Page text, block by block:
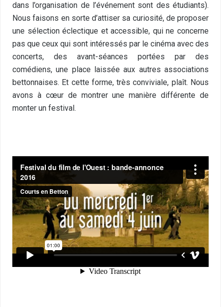
dans l’organisation de l’événement sont des étudiants).
Nous faisons en sorte d’attiser sa curiosité, de proposer
une sélection éclectique et accessible, qui ne concerne
pas que ceux qui sont intéressés par le cinéma avec des
concerts, des avant-séances portées par des
comédiens, une place laissée aux autres associations
bettonnaises. Et cette forme, très conviviale, plaît. Nous
avons à cœur de montrer une manière différente de
monter un festival.